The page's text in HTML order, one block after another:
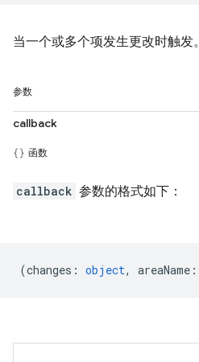
当一个或多个项发生更改时触发。
参数
callback
函数
callback 参数的格式如下：
(changes : object, areaName :